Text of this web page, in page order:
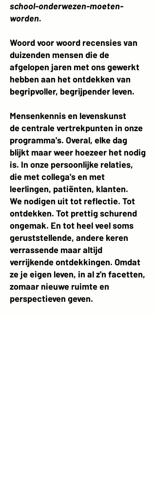
school-onderwezen-moeten-
worden.
Woord voor woord recensies van
duizenden mensen die de
afgelopen jaren met ons gewerkt
hebben aan het ontdekken van
begripvoller, begrijpender leven.
Mensenkennis en levenskunst
de centrale vertrekpunten in onze
programma's. Overal, elke dag
blijkt maar weer hoezeer het nodig
is. In onze persoonlijke relaties,
die met collega's en met
leerlingen, patiënten, klanten.
We nodigen uit tot reflectie. Tot
ontdekken. Tot prettig schurend
ongemak. En tot heel veel soms
geruststellende, andere keren
verrassende maar altijd
verrijkende ontdekkingen. Omdat
ze je eigen leven, in al z'n facetten,
zomaar nieuwe ruimte en
perspectieven geven.